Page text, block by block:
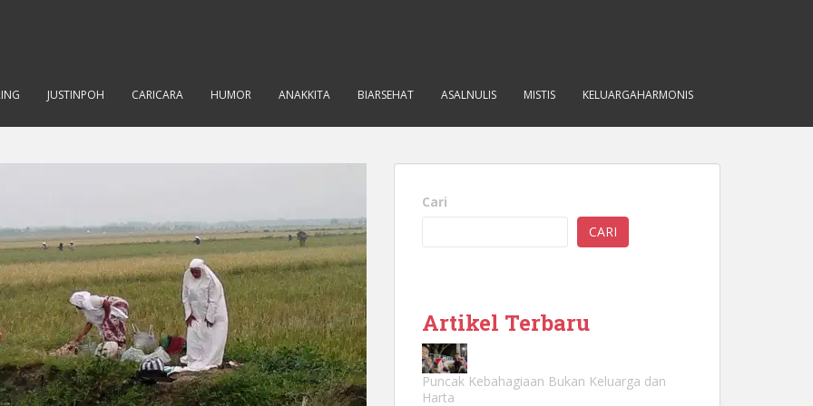
JUSTINPOH CARICARA HUMOR ANAKKITA BIARSEHAT ASALNULIS MISTIS KELUARGAHARMONIS
Cari
CARI
Artikel Terbaru
Puncak Kebahagiaan Bukan Keluarga dan
Harta